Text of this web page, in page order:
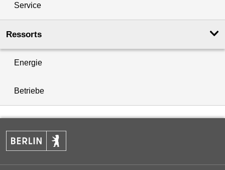
Service
Ressorts
Energie
Betriebe